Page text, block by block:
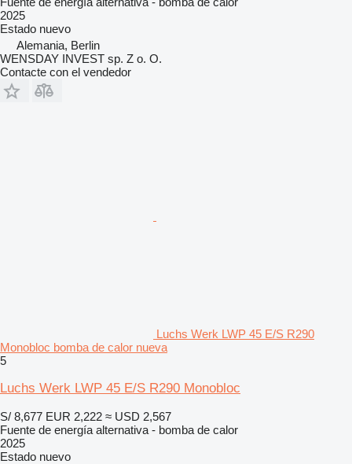
2025
Estado nuevo
Alemania, Berlin
WENSDAY INVEST sp. Z o. O.
Contacte con el vendedor
Luchs Werk LWP 45 E/S R290
Monobloc bomba de calor nueva
5
Luchs Werk LWP 45 E/S R290 Monobloc
S/ 8,677 EUR 2,222 ≈ USD 2,567
Fuente de energía alternativa - bomba de calor
2025
Estado nuevo